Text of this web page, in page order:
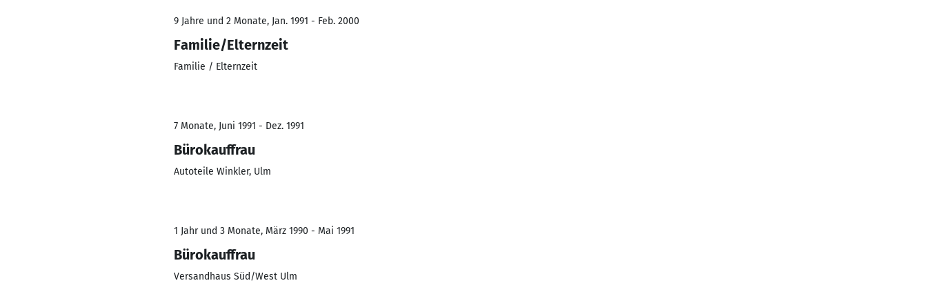
9 Jahre und 2 Monate, Jan. 1991 - Feb. 2000
Familie/Elternzeit
Familie / Elternzeit
7 Monate, Juni 1991 - Dez. 1991
Bürokauffrau
Autoteile Winkler, Ulm
1 Jahr und 3 Monate, März 1990 - Mai 1991
Bürokauffrau
Versandhaus Süd/West Ulm